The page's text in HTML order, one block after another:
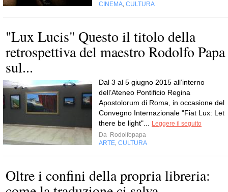
CINEMA CULTURA
"Lux Lucis" Questo il titolo della
retrospettiva del maestro Rodolfo Papa
sul...
Dal 3 al 5 giugno 2015 all’interno
dell’Ateneo Pontificio Regina
Apostolorum di Roma, in occasione del
Convegno Internazionale "Fiat Lux: Let
there be light"...
Leggere il seguito
Da Rodolfopapa
ARTE CULTURA
Oltre i confini della propria libreria: